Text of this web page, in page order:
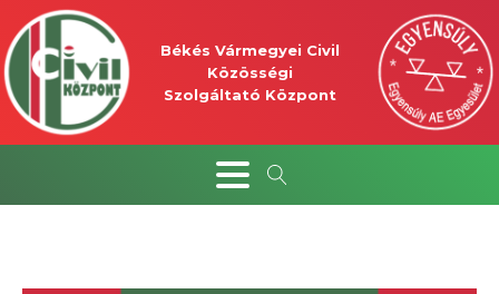
Békés Vármegyei Civil
Közösségi
Szolgáltató Központ